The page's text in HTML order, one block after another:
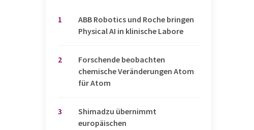
1
​​​​​​​ABB Robotics und Roche bringen
Physical AI in klinische Labore
2
Forschende beobachten
chemische Veränderungen Atom
für Atom
3
Shimadzu übernimmt
europäischen